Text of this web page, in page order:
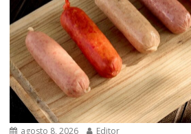
agosto 8, 2026 Editor